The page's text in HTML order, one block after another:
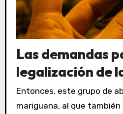
Las demandas
legalización de
Entonces, este grupo de
mariguana, al que también